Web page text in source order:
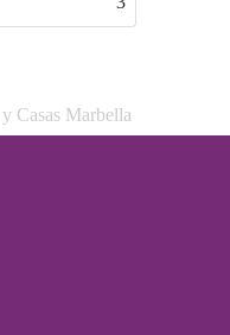
Casas Marbella